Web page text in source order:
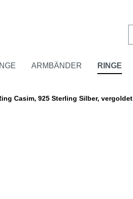
ARMBÄNDER RINGE
Casim, 925 Sterling Silber, vergoldet